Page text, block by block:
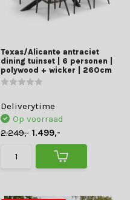
Texas/Alicante antraciet
dining tuinset | 6 personen |
polywood + wicker | 260cm
Deliverytime
Op voorraad
2.249,- 1.499,-